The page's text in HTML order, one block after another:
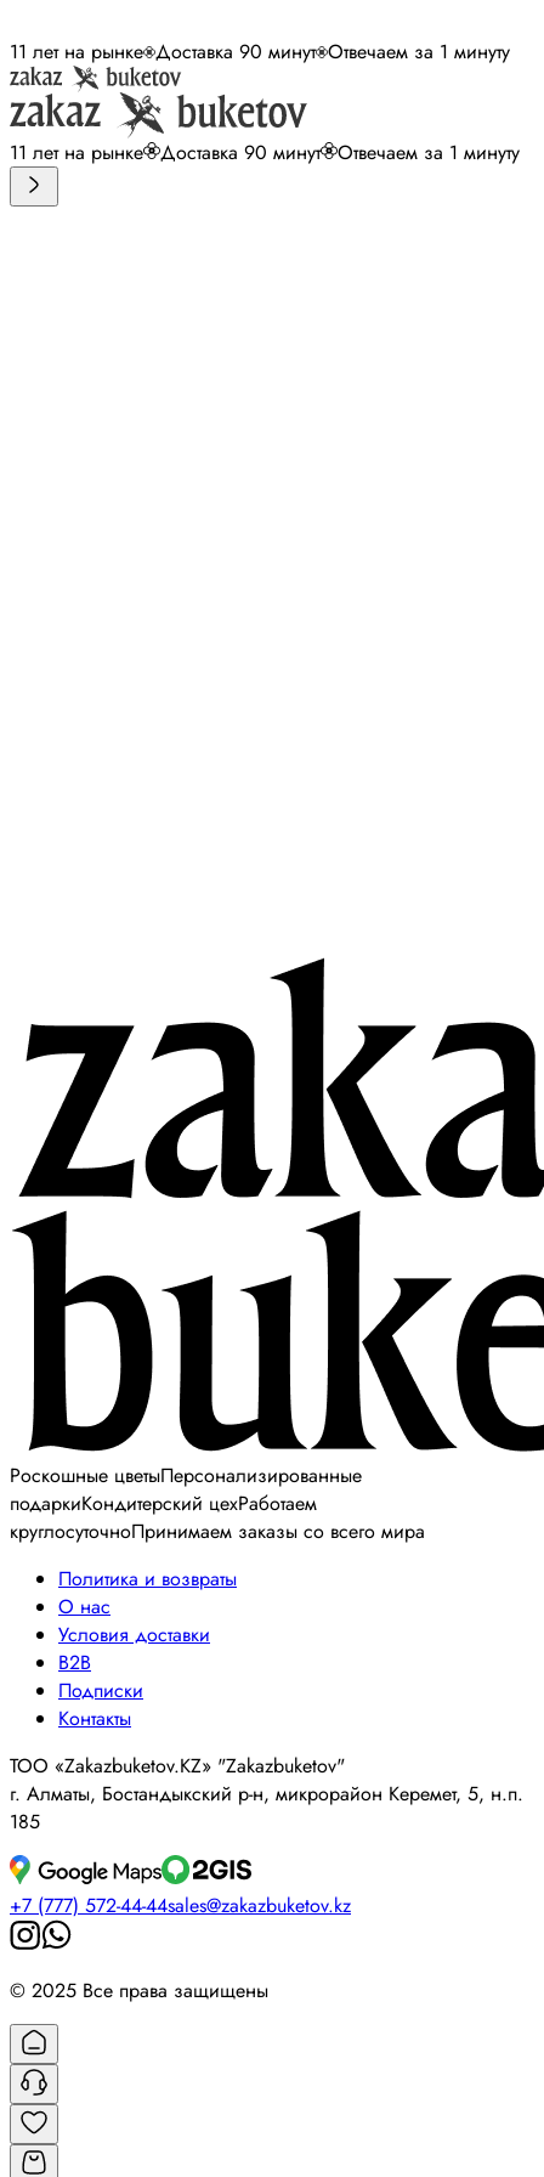
11 лет на рынке Доставка 90 минут Отвечаем за 1 минуту
11 лет на рынке Доставка 90 минут Отвечаем за 1 минуту
Роскошные цветыПерсонализированные
подаркиКондитерский цехРаботаем
круглосуточноПринимаем заказы со всего мира
Политика и возвраты
О нас
Условия доставки
B2B
Подписки
Контакты
ТОО «Zakazbuketov.KZ» "Zakazbuketov"
г. Алматы, Бостандыкский р-н, микрорайон Керемет, 5, н.п.
185
+7 (777) 572-44-44sales@zakazbuketov.kz
© 2025 Все права защищены